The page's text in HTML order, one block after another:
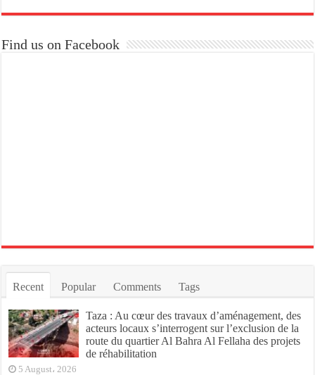
Find us on Facebook
Recent Popular Comments Tags
Taza : Au cœur des travaux d’aménagement, des
acteurs locaux s’interrogent sur l’exclusion de la
route du quartier Al Bahra Al Fellaha des projets
de réhabilitation
5 August، 2026